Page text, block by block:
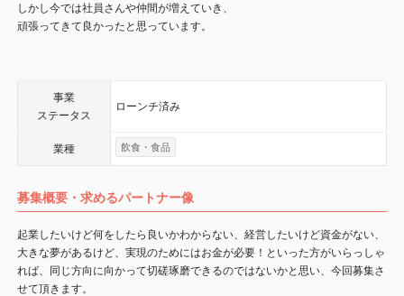
しかし今では社員さんや仲間が増えていき、
頑張ってきて良かったと思っています。
事業
ステータス
ローンチ済み
業種 飲食・食品
募集概要・求めるパートナー像
起業したいけど何をしたら良いかわからない、経営したいけど資金がない、
大きな夢があるけど、実現のためにはお金が必要！といった方がいらっしゃ
れば、同じ方向に向かって切磋琢磨できるのではないかと思い、今回募集さ
せて頂きます。